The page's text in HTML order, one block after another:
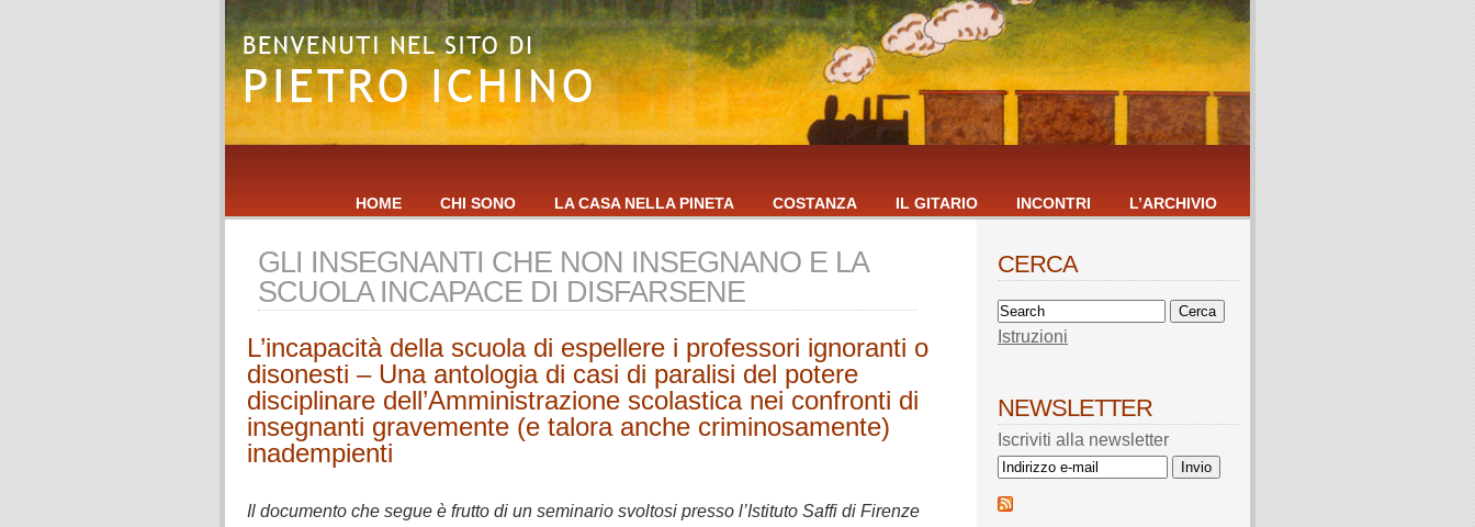
HOME CHI SONO LA CASA NELLA PINETA COSTANZA IL GITARIO INCONTRI L’ARCHIVIO
GLI INSEGNANTI CHE NON INSEGNANO E LA
SCUOLA INCAPACE DI DISFARSENE
L’incapacità della scuola di espellere i professori ignoranti o
disonesti – Una antologia di casi di paralisi del potere
disciplinare dell’Amministrazione scolastica nei confronti di
insegnanti gravemente (e talora anche criminosamente)
inadempienti
Il documento che segue è frutto di un seminario svoltosi presso l’Istituto Saffi di Firenze
CERCA
Istruzioni
NEWSLETTER
Iscriviti alla newsletter